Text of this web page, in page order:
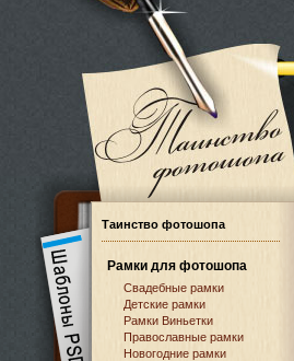
Таинство фотошопа
Рамки для фотошопа
Свадебные рамки
Детские рамки
Рамки Виньетки
Православные рамки
Новогодние рамки